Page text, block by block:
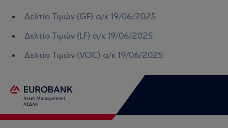
Δελτίο Τιμών (GF) α/κ 19/06/2025
Δελτίο Τιμών (LF) α/κ 19/06/2025
Δελτίο Τιμών (VCIC) α/κ 19/06/2025